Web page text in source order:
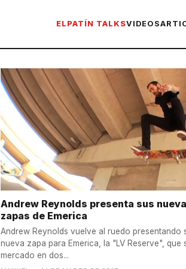
ELPATÍN TALKSVIDEOS
Andrew Reynolds presenta sus
zapas de Emerica
Andrew Reynolds vuelve al ruedo presentando
nueva zapa para Emerica, la "LV Reserve", que
mercado en dos...